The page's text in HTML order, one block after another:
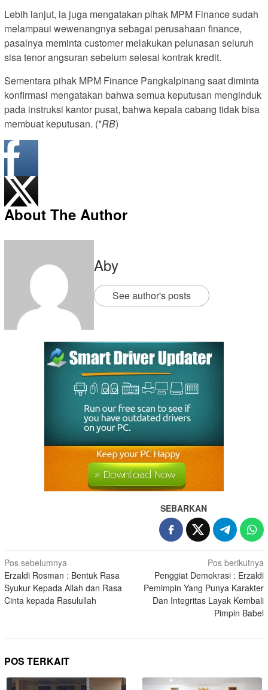
Lebih lanjut, ia juga mengatakan pihak MPM Finance sudah
melampaui wewenangnya sebagai perusahaan finance,
pasalnya meminta customer melakukan pelunasan seluruh
sisa tenor angsuran sebelum selesai kontrak kredit.
Sementara pihak MPM Finance Pangkalpinang saat diminta
konfirmasi mengatakan bahwa semua keputusan menginduk
pada instruksi kantor pusat, bahwa kepala cabang tidak bisa
membuat keputusan. (*RB)
About The Author
Aby
See author's posts
SEBARKAN
Pos sebelumnya
Erzaldi Rosman : Bentuk Rasa
Syukur Kepada Allah dan Rasa
Cinta kepada Rasulullah
Pos berikutnya
Penggiat Demokrasi : Erzaldi
Pemimpin Yang Punya Karakter
Dan Integritas Layak Kembali
Pimpin Babel
POS TERKAIT